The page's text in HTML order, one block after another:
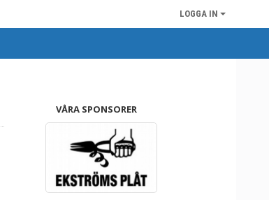
LOGGA IN
VÅRA SPONSORER